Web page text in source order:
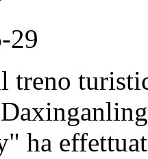
29
treno
ha